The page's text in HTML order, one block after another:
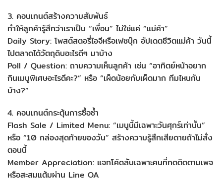
3. คอนเทนต์สร้างความสัมพันธ์
ทำให้ลูกค้ารู้สึกว่าเราเป็น “เพื่อน” ไม่ใช่แค่ “แม่ค้า”
Daily Story: โพสต์สตอรี่ไอจีหรือเฟซบุ๊ก อัปเดตชีวิตแม่ค้า วันนี้
ไปตลาดได้วัตถุดิบอะไรดีๆ มาบ้าง
Poll / Question: ถามความเห็นลูกค้า เช่น “อาทิตย์หน้าอยาก
กินเมนูพิเศษอะไรดีคะ?” หรือ “เผ็ดน้อยกับเผ็ดมาก ทีมไหนกัน
บ้าง?”
4. คอนเทนต์กระตุ้นการซื้อซ้ำ
Flash Sale / Limited Menu: “เมนูนี้มีเฉพาะวันศุกร์เท่านั้น”
หรือ “10 กล่องสุดท้ายของวัน” สร้างความรู้สึกเสียดายถ้าไม่สั่ง
ตอนนี้
Member Appreciation: แจกโค้ดลับเฉพาะคนที่กดติดตามเพจ
หรือสะสมแต้มผ่าน Line OA